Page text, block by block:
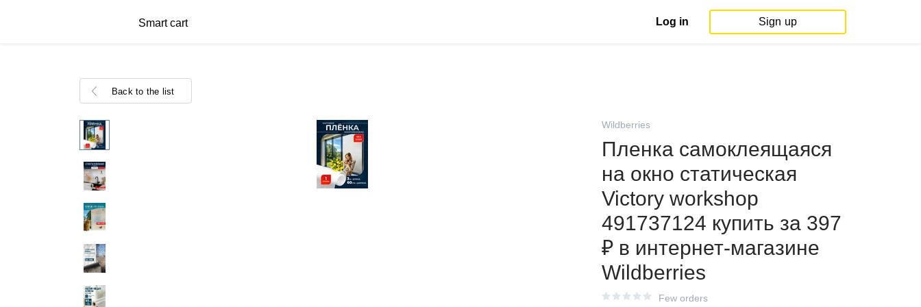
Smart cart Log in Sign up
Back to the list
Wildberries
Пленка самоклеящаяся
на окно статическая
Victory workshop
491737124 купить за 397
₽ в интернет‑магазине
Wildberries
Few orders